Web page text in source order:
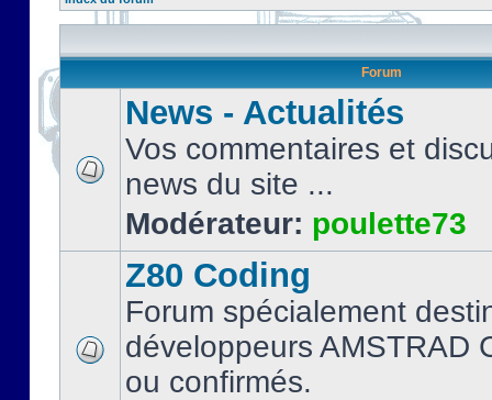
Forum
News - Actualités
Vos commentaires et
news du site ...
Modérateur: poulette73
Z80 Coding
Forum spécialement
développeurs AMSTRAD
ou confirmés.